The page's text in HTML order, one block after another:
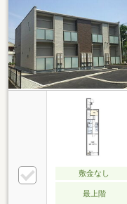
敷金なし
最上階